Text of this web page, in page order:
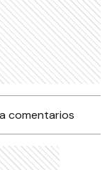
comentarios